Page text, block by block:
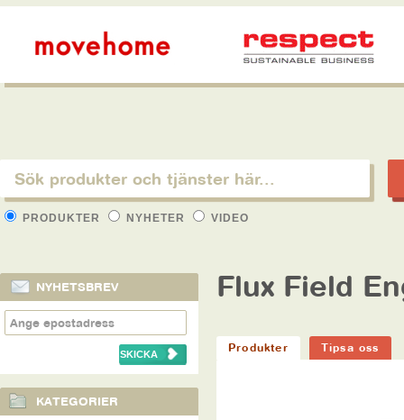
PRODUKTER NYHETER VIDEO
NYHETSBREV
KATEGORIER
Flux Field
Produkter Tipsa oss